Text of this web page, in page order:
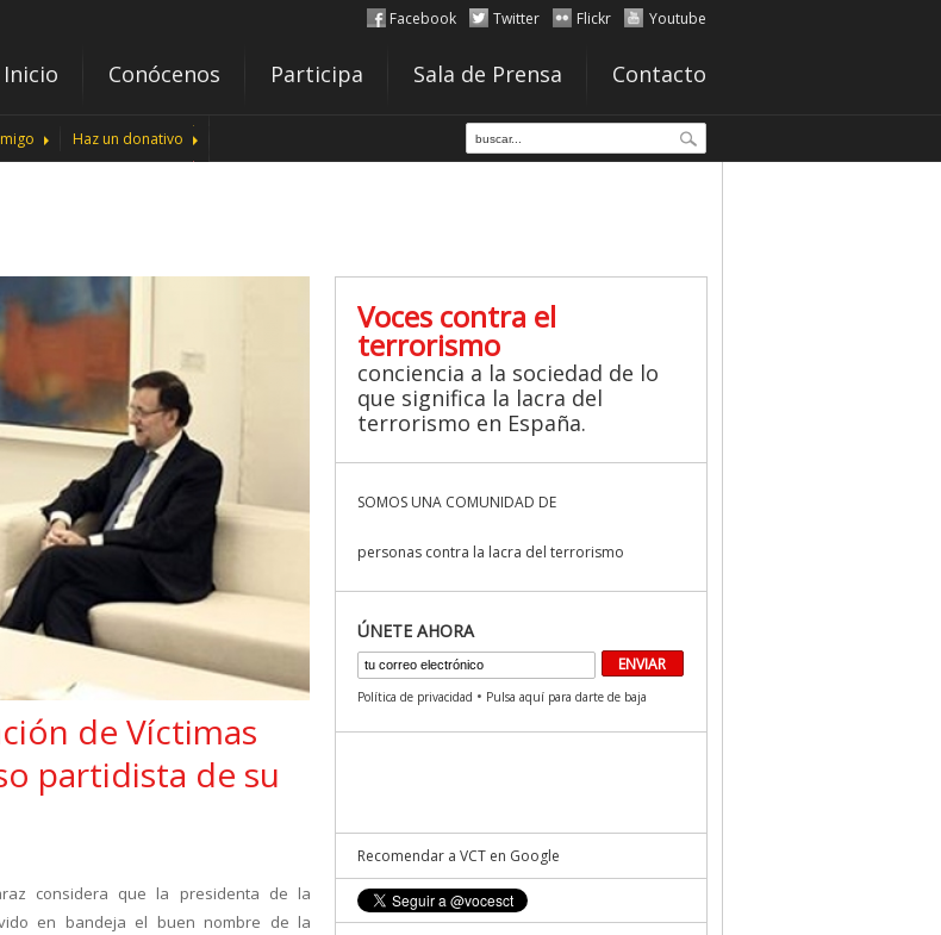
Facebook Twitter Flickr Youtube
Inicio Conócenos Participa Sala de Prensa Contacto
Haz un donativo
de Víctimas
partidista de su
considera que la presidenta de la
en bandeja el buen nombre de la
Voces contra el
terrorismo
conciencia a la sociedad de lo
que significa la lacra del
terrorismo en España.
SOMOS UNA COMUNIDAD DE
personas contra la lacra del terrorismo
ÚNETE AHORA
Política de privacidad • Pulsa aquí para darte de baja
Recomendar a VCT en Google